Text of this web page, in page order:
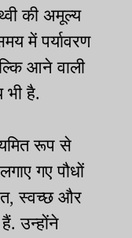
की अमूल्य
में पर्यावरण
आने वाली
भी है.
रूप से
गए पौधों
स्वच्छ और
उन्होंने